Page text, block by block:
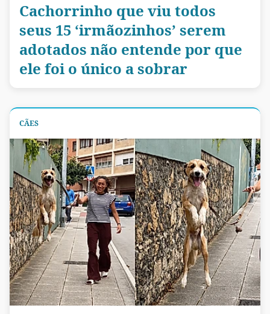
Cachorrinho que viu todos
seus 15 ‘irmãozinhos’ serem
adotados não entende por que
ele foi o único a sobrar
CÃES